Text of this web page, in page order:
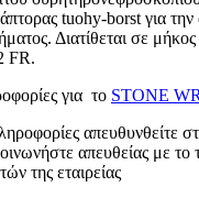
tuohy-borst για
Διατίθεται σε
FR.
για το STONE
απευθυνθείτε
απευθείας με το
της εταιρείας